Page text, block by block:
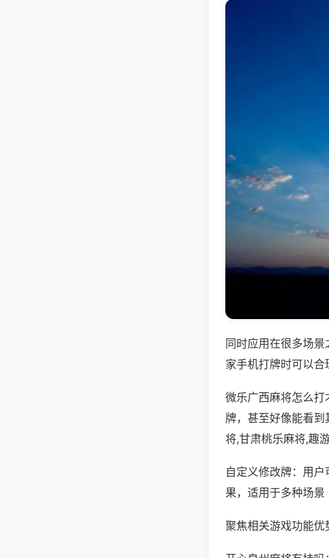
同时应用在很多场
家手机打牌时可以合
微乐广西麻将怎么
牌，甚至好像能看
将,甘肃桃乐麻将,趣
自定义修改牌：用
果，适用于多种场景
聚焦相关游戏功能优